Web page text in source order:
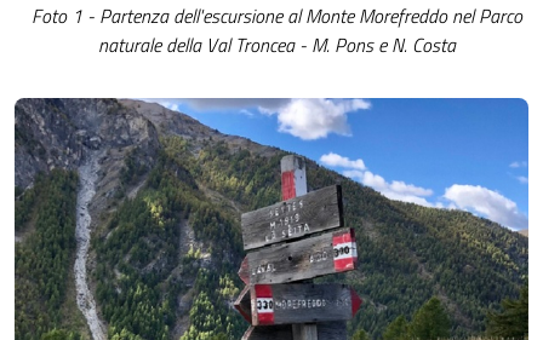
Foto 1 - Partenza dell'escursione al Monte Morefreddo nel Parco
naturale della Val Troncea - M. Pons e N. Costa